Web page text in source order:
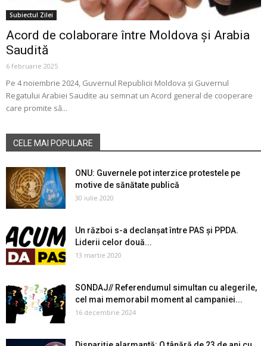
Subiectul Zilei
Acord de colaborare între Moldova și Arabia
Saudită
6 februarie 2025
Pe 4 noiembrie 2024, Guvernul Republicii Moldova și Guvernul
Regatului Arabiei Saudite au semnat un Acord general de cooperare
care promite să...
CELE MAI POPULARE
ONU: Guvernele pot interzice protestele pe
motive de sănătate publică
30 iulie 2020
Un război s-a declanșat între PAS și PPDA.
Liderii celor două...
13 martie 2020
SONDAJ// Referendumul simultan cu alegerile,
cel mai memorabil moment al campaniei...
16 decembrie 2024